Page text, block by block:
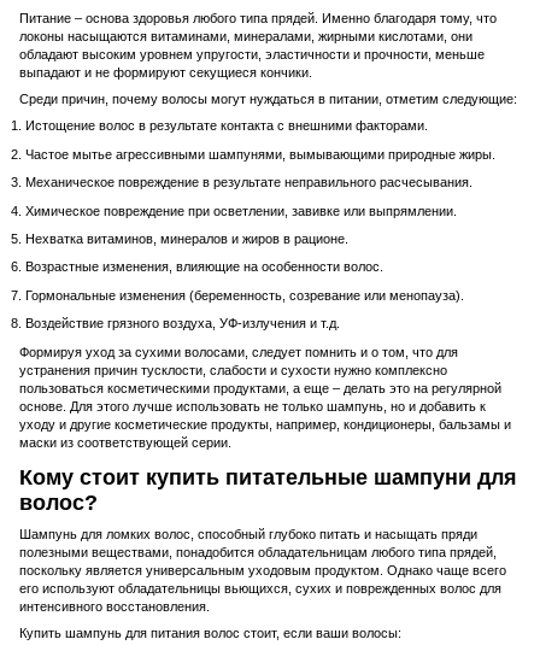
Питание – основа здоровья любого типа прядей. Именно благодаря тому, что
локоны насыщаются витаминами, минералами, жирными кислотами, они
обладают высоким уровнем упругости, эластичности и прочности, меньше
выпадают и не формируют секущиеся кончики.
Среди причин, почему волосы могут нуждаться в питании, отметим следующие:
Истощение волос в результате контакта с внешними факторами.
Частое мытье агрессивными шампунями, вымывающими природные жиры.
Механическое повреждение в результате неправильного расчесывания.
Химическое повреждение при осветлении, завивке или выпрямлении.
Нехватка витаминов, минералов и жиров в рационе.
Возрастные изменения, влияющие на особенности волос.
Гормональные изменения (беременность, созревание или менопауза).
Воздействие грязного воздуха, УФ-излучения и т.д.
Формируя уход за сухими волосами, следует помнить и о том, что для
устранения причин тусклости, слабости и сухости нужно комплексно
пользоваться косметическими продуктами, а еще – делать это на регулярной
основе. Для этого лучше использовать не только шампунь, но и добавить к
уходу и другие косметические продукты, например, кондиционеры, бальзамы и
маски из соответствующей серии.
Кому стоит купить питательные шампуни для
волос?
Шампунь для ломких волос, способный глубоко питать и насыщать пряди
полезными веществами, понадобится обладательницам любого типа прядей,
поскольку является универсальным уходовым продуктом. Однако чаще всего
его используют обладательницы вьющихся, сухих и поврежденных волос для
интенсивного восстановления.
Купить шампунь для питания волос стоит, если ваши волосы: